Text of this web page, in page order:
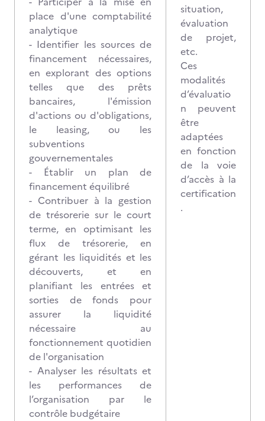
place d'une comptabilité
analytique
- Identifier les sources de
financement nécessaires,
en explorant des options
telles que des prêts
bancaires, l'émission
d'actions ou d'obligations,
le leasing, ou les
subventions
gouvernementales
- Établir un plan de
financement équilibré
- Contribuer à la gestion
de trésorerie sur le court
terme, en optimisant les
flux de trésorerie, en
gérant les liquidités et les
découverts, et en
planifiant les entrées et
sorties de fonds pour
assurer la liquidité
nécessaire au
fonctionnement quotidien
de l'organisation
- Analyser les résultats et
les performances de
l’organisation par le
contrôle budgétaire
situation,
évaluation
de projet,
etc.
Ces
modalités
d’évaluatio
n peuvent
être
adaptées
en fonction
de la voie
d’accès à la
certification
.